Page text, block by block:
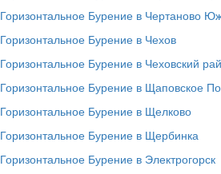
Горизонтальное Бурение в Чертаново
Горизонтальное Бурение в Чехов
Горизонтальное Бурение в Чеховский
Горизонтальное Бурение в Щаповское
Горизонтальное Бурение в Щелково
Горизонтальное Бурение в Щербинка
Горизонтальное Бурение в Электрогорск